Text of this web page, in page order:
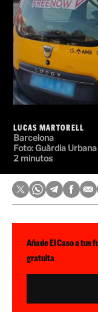
LUCAS MARTORELL
Barcelona
Foto: Guàrdia
2 minutos
Añade El Caso a tus
gratuita